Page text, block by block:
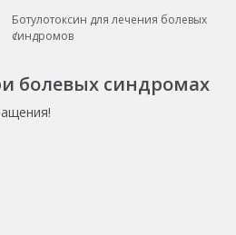
Ботулотоксин для лечения болевых
синдромов
болевых синдромах